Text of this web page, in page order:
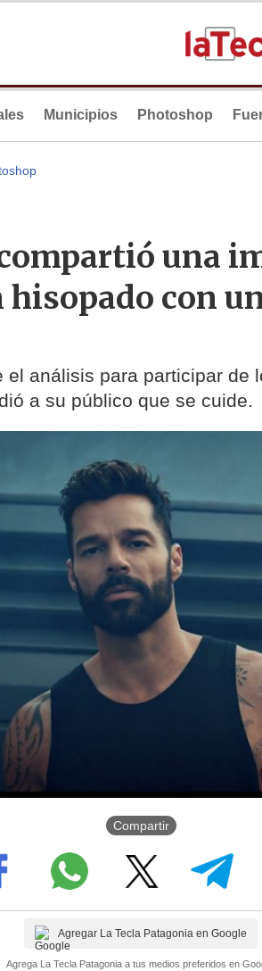
Municipios Photoshop
una
hisopado con
análisis para participar de
a su público que se cuide.
Compartir
Agregar La Tecla Patagonia en Google
Agrega La Tecla Patagonia a tus medios preferidos en